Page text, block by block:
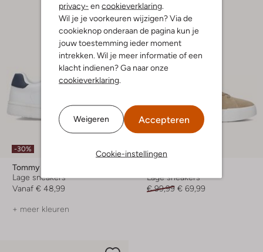
privacy- en cookieverklaring
Wil je je voorkeuren wijzigen? Via de
cookieknop onderaan de pagina kun je
jouw toestemming ieder moment
intrekken. Wil je meer informatie of een
klacht indienen? Ga naar onze
cookieverklaring
Weigeren Accepteren
Cookie-instellingen
-30%
Tommy Hilfiger
Lage sneakers
Vanaf € 48,99
+ meer kleuren
Lage sneakers
€ 99,99 € 69,99